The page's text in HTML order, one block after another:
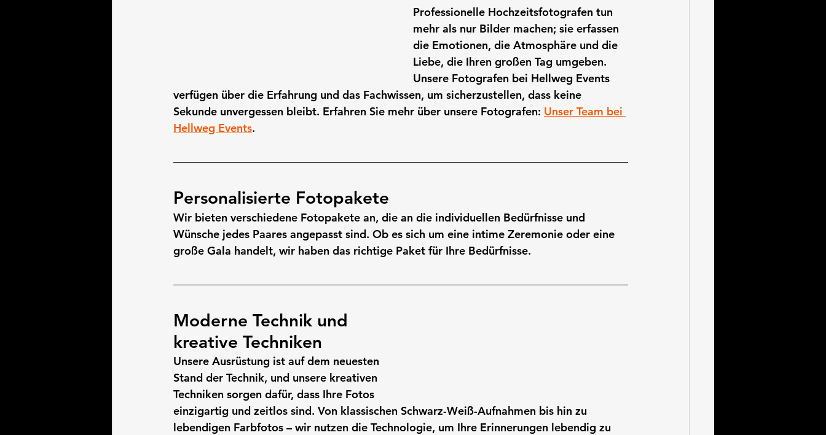
Professionelle Hochzeitsfotografen tun
mehr als nur Bilder machen; sie erfassen
die Emotionen, die Atmosphäre und die
Liebe, die Ihren großen Tag umgeben.
Unsere Fotografen bei Hellweg Events
verfügen über die Erfahrung und das Fachwissen, um sicherzustellen, dass keine
Sekunde unvergessen bleibt. Erfahren Sie mehr über unsere Fotografen: Unser Team bei
Hellweg Events.
Personalisierte Fotopakete
Wir bieten verschiedene Fotopakete an, die an die individuellen Bedürfnisse und
Wünsche jedes Paares angepasst sind. Ob es sich um eine intime Zeremonie oder eine
große Gala handelt, wir haben das richtige Paket für Ihre Bedürfnisse.
Moderne Technik und
kreative Techniken
Unsere Ausrüstung ist auf dem neuesten
Stand der Technik, und unsere kreativen
Techniken sorgen dafür, dass Ihre Fotos
einzigartig und zeitlos sind. Von klassischen Schwarz-Weiß-Aufnahmen bis hin zu
lebendigen Farbfotos – wir nutzen die Technologie, um Ihre Erinnerungen lebendig zu